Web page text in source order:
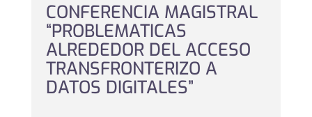
CONFERENCIA MAGISTRAL
“PROBLEMATICAS
ALREDEDOR DEL ACCESO
TRANSFRONTERIZO A
DATOS DIGITALES”